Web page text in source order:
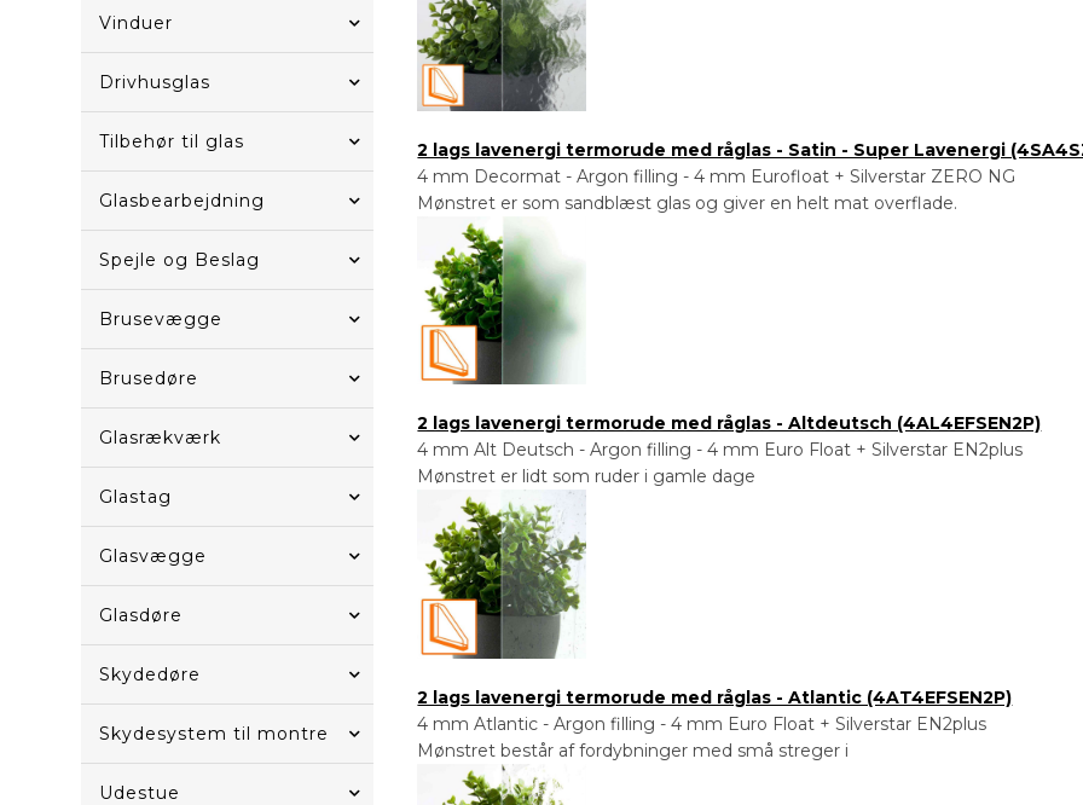
Vinduer
Drivhusglas
Tilbehør til glas
Glasbearbejdning
Spejle og Beslag
Brusevægge
Brusedøre
Glasrækværk
Glastag
Glasvægge
Glasdøre
Skydedøre
Skydesystem til montre
Udestue
2 lags lavenergi termorude med råglas - Satin - Super Lavenergi
4 mm Decormat - Argon filling - 4 mm Eurofloat + Silverstar ZERO NG
Mønstret er som sandblæst glas og giver en helt mat overflade.
2 lags lavenergi termorude med råglas - Altdeutsch (4AL4EFSEN2P)
4 mm Alt Deutsch - Argon filling - 4 mm Euro Float + Silverstar EN2plus
Mønstret er lidt som ruder i gamle dage
2 lags lavenergi termorude med råglas - Atlantic (4AT4EFSEN2P)
4 mm Atlantic - Argon filling - 4 mm Euro Float + Silverstar EN2plus
Mønstret består af fordybninger med små streger i